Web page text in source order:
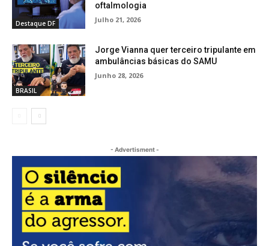
Destaque DF
oftalmologia
Julho 21, 2026
BRASIL
Jorge Vianna quer terceiro tripulante em
ambulâncias básicas do SAMU
Junho 28, 2026
- Advertisment -